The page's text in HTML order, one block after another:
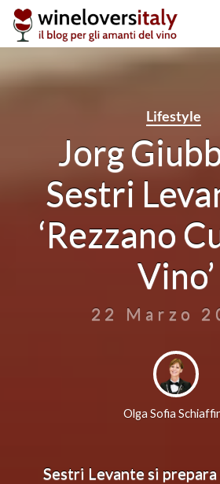
Skip
Lifestyle
Jorg
Sestri
‘Rezzano
Vino’
22 Marzo
Olga Sofia
Sestri Levante si